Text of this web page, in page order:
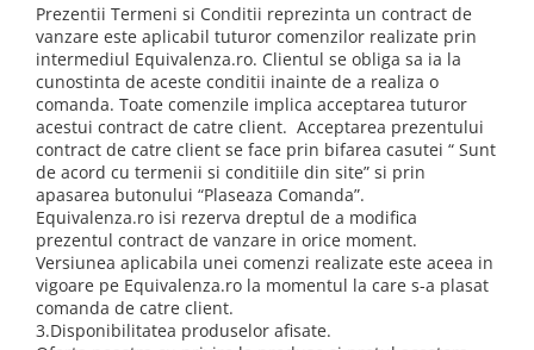
Prezentii Termeni si Conditii reprezinta un contract de
vanzare este aplicabil tuturor comenzilor realizate prin
intermediul Equivalenza.ro. Clientul se obliga sa ia la
cunostinta de aceste conditii inainte de a realiza o
comanda. Toate comenzile implica acceptarea tuturor
acestui contract de catre client. Acceptarea prezentului
contract de catre client se face prin bifarea casutei “ Sunt
de acord cu termenii si conditiile din site” si prin
apasarea butonului “Plaseaza Comanda”.
Equivalenza.ro isi rezerva dreptul de a modifica
prezentul contract de vanzare in orice moment.
Versiunea aplicabila unei comenzi realizate este aceea in
vigoare pe Equivalenza.ro la momentul la care s-a plasat
comanda de catre client.
3.Disponibilitatea produselor afisate.